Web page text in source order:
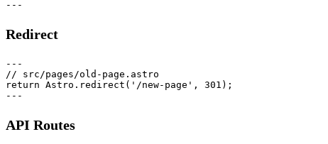
Redirect
---
// src/pages/old-page.astro
return Astro.redirect('/new-page', 301);
API Routes